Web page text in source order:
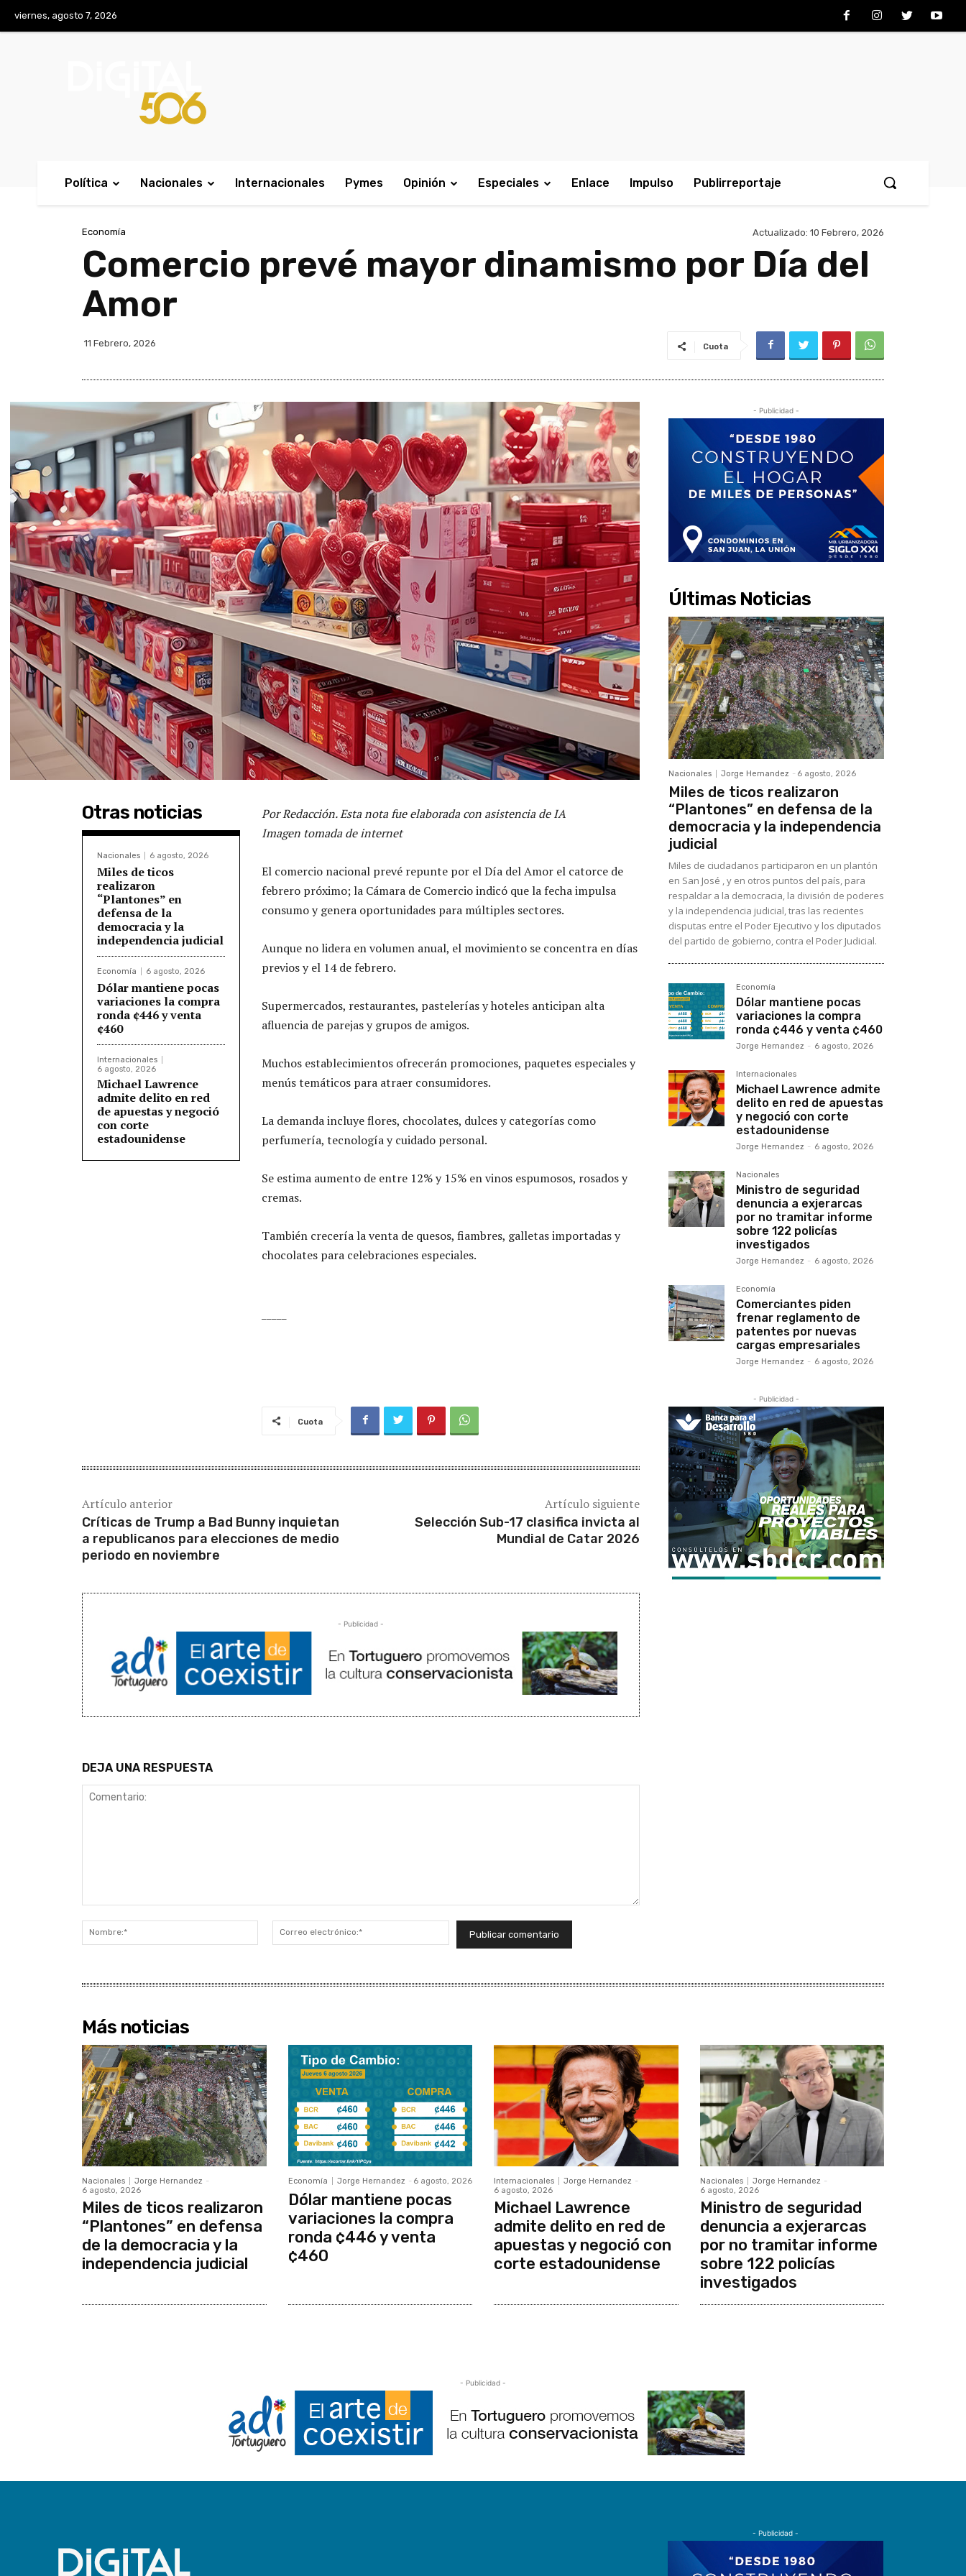
viernes, agosto 7, 2026
Política Nacionales Internacionales Pymes Opinión Especiales Enlace Impulso Publirreportaje
Economía Actualizado: 10 Febrero, 2026
Comercio prevé mayor dinamismo por Día del
Amor
11 Febrero, 2026 Cuota
Otras noticias
Nacionales 6 agosto, 2026
Miles de ticos
realizaron
“Plantones” en
defensa de la
democracia y la
independencia judicial
Economía 6 agosto, 2026
Dólar mantiene pocas
variaciones la compra
ronda ¢446 y venta
¢460
Internacionales
6 agosto, 2026
Michael Lawrence
admite delito en red
de apuestas y negoció
con corte
estadounidense
Por Redacción. Esta nota fue elaborada con asistencia de IA
Imagen tomada de internet
El comercio nacional prevé repunte por el Día del Amor el catorce de
febrero próximo; la Cámara de Comercio indicó que la fecha impulsa
consumo y genera oportunidades para múltiples sectores.
Aunque no lidera en volumen anual, el movimiento se concentra en días
previos y el 14 de febrero.
Supermercados, restaurantes, pastelerías y hoteles anticipan alta
afluencia de parejas y grupos de amigos.
Muchos establecimientos ofrecerán promociones, paquetes especiales y
menús temáticos para atraer consumidores.
La demanda incluye flores, chocolates, dulces y categorías como
perfumería, tecnología y cuidado personal.
Se estima aumento de entre 12% y 15% en vinos espumosos, rosados y
cremas.
También crecería la venta de quesos, fiambres, galletas importadas y
chocolates para celebraciones especiales.
Cuota
Artículo anterior
Críticas de Trump a Bad Bunny inquietan
a republicanos para elecciones de medio
periodo en noviembre
Artículo siguiente
Selección Sub-17 clasifica invicta al
Mundial de Catar 2026
- Publicidad -
DEJA UNA RESPUESTA
Nombre:*
electrónico:*
- Publicidad -
Últimas Noticias
Nacionales Jorge Hernandez - 6 agosto, 2026
Miles de ticos realizaron
“Plantones” en defensa de la
democracia y la independencia
judicial
Miles de ciudadanos participaron en un plantón
en San José , y en otros puntos del país, para
respaldar a la democracia, la división de poderes
y la independencia judicial, tras las recientes
disputas entre el Poder Ejecutivo y los diputados
del partido de gobierno, contra el Poder Judicial.
Economía
Dólar mantiene pocas
variaciones la compra
ronda ¢446 y venta ¢460
Jorge Hernandez - 6 agosto, 2026
Internacionales
Michael Lawrence admite
delito en red de apuestas
y negoció con corte
estadounidense
Jorge Hernandez - 6 agosto, 2026
Nacionales
Ministro de seguridad
denuncia a exjerarcas
por no tramitar informe
sobre 122 policías
investigados
Jorge Hernandez - 6 agosto, 2026
Economía
Comerciantes piden
frenar reglamento de
patentes por nuevas
cargas empresariales
Jorge Hernandez - 6 agosto, 2026
- Publicidad -
Más noticias
Nacionales Jorge Hernandez -
6 agosto, 2026
Miles de ticos realizaron
“Plantones” en defensa
de la democracia y la
independencia judicial
Economía Jorge Hernandez - 6 agosto, 2026
Dólar mantiene pocas
variaciones la compra
ronda ¢446 y venta
¢460
Internacionales Jorge Hernandez -
6 agosto, 2026
Michael Lawrence
admite delito en red de
apuestas y negoció con
corte estadounidense
Nacionales Jorge Hernandez -
6 agosto, 2026
Ministro de seguridad
denuncia a exjerarcas
por no tramitar informe
sobre 122 policías
investigados
- Publicidad -
- Publicidad -